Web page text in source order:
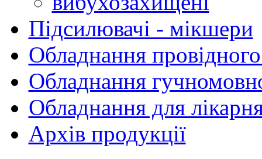
Підсилювачі - мікшери
Обладнання провідного
Обладнання
Обладнання для
Архів продукції